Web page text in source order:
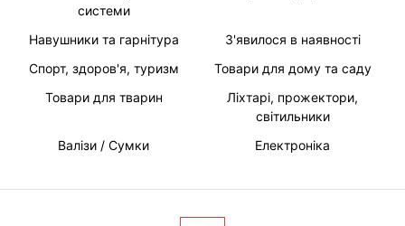
системи
Навушники та гарнітура
З'явилося в наявності
Спорт, здоров'я, туризм
Товари для дому та саду
Товари для тварин
Ліхтарі, прожектори,
світильники
Валізи / Сумки
Електроніка